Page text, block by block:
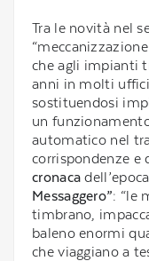
Tra le novità nel
che agli impianti
anni in molti
sostituendosi
un
automatico nel
corrispondenze e
cronaca
Messaggero”: “le
timbrano,
baleno enormi
che viaggiano a